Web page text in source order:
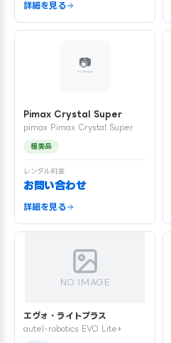
詳細を見る
Pimax Crystal Super
pimax Pimax Crystal Super
極美品
レンタル料金
お問い合わせ
詳細を見る
NO IMAGE
エヴォ・ライトプラス
autel-robotics EVO Lite+